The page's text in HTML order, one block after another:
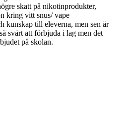
skatt på nikotinprodukter,
kring vitt snus/ vape
kunskap till eleverna, men sen är
svårt att förbjuda i lag men det
på skolan.